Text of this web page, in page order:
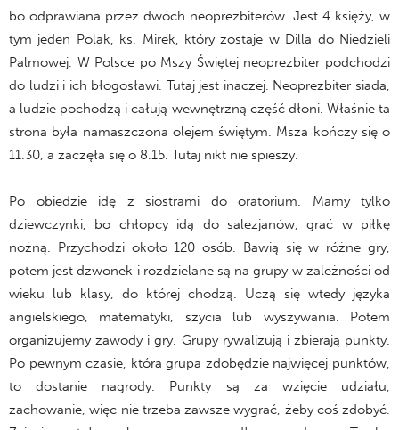
bo odprawiana przez dwóch neoprezbiterów. Jest 4 księży, w
tym jeden Polak, ks. Mirek, który zostaje w Dilla do Niedzieli
Palmowej. W Polsce po Mszy Świętej neoprezbiter podchodzi
do ludzi i ich błogosławi. Tutaj jest inaczej. Neoprezbiter siada,
a ludzie pochodzą i całują wewnętrzną część dłoni. Właśnie ta
strona była namaszczona olejem świętym. Msza kończy się o
11.30, a zaczęła się o 8.15. Tutaj nikt nie spieszy.
Po obiedzie idę z siostrami do oratorium. Mamy tylko
dziewczynki, bo chłopcy idą do salezjanów, grać w piłkę
nożną. Przychodzi około 120 osób. Bawią się w różne gry,
potem jest dzwonek i rozdzielane są na grupy w zależności od
wieku lub klasy, do której chodzą. Uczą się wtedy języka
angielskiego, matematyki, szycia lub wyszywania. Potem
organizujemy zawody i gry. Grupy rywalizują i zbierają punkty.
Po pewnym czasie, która grupa zdobędzie najwięcej punktów,
to dostanie nagrody. Punkty są za wzięcie udziału,
zachowanie, więc nie trzeba zawsze wygrać, żeby coś zdobyć.